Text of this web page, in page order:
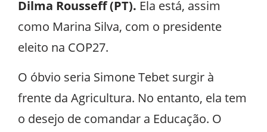
Dilma Rousseff (PT). Ela está, assim
como Marina Silva, com o presidente
eleito na COP27.
O óbvio seria Simone Tebet surgir à
frente da Agricultura. No entanto, ela tem
o desejo de comandar a Educação. O